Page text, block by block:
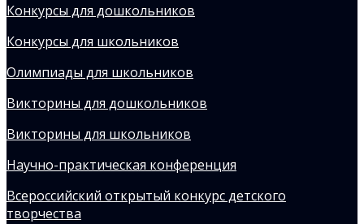
Конкурсы для дошкольников
Конкурсы для школьников
Олимпиады для школьников
Викторины для дошкольников
Викторины для школьников
Научно-практическая конференция
Всероссийский открытый конкурс детского
творчества